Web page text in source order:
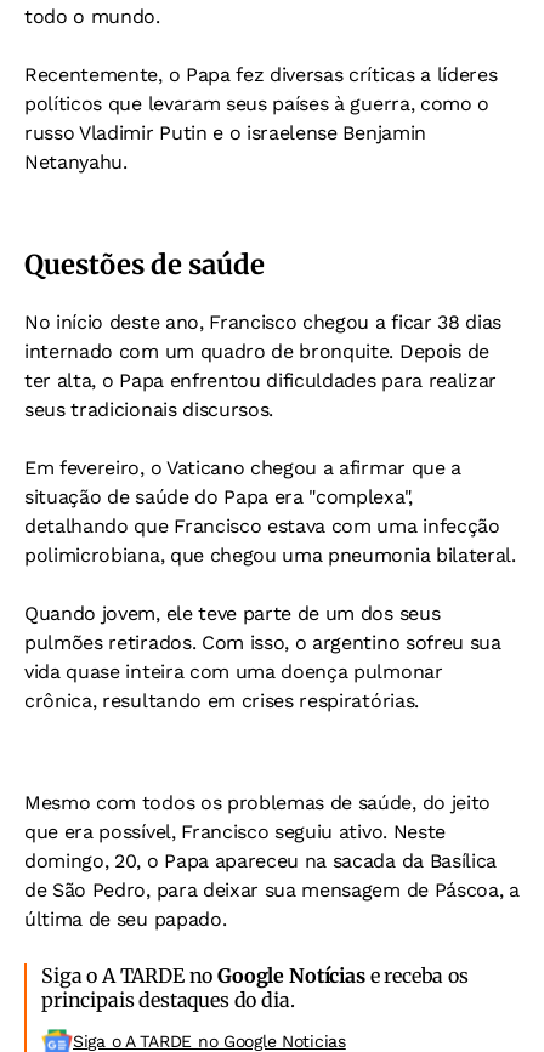
todo o mundo.
Recentemente, o Papa fez diversas críticas a líderes
políticos que levaram seus países à guerra, como o
russo Vladimir Putin e o israelense Benjamin
Netanyahu.
Questões de saúde
No início deste ano, Francisco chegou a ficar 38 dias
internado com um quadro de bronquite. Depois de
ter alta, o Papa enfrentou dificuldades para realizar
seus tradicionais discursos.
Em fevereiro, o Vaticano chegou a afirmar que a
situação de saúde do Papa era "complexa",
detalhando que Francisco estava com uma infecção
polimicrobiana, que chegou uma pneumonia bilateral.
Quando jovem, ele teve parte de um dos seus
pulmões retirados. Com isso, o argentino sofreu sua
vida quase inteira com uma doença pulmonar
crônica, resultando em crises respiratórias.
Mesmo com todos os problemas de saúde, do jeito
que era possível, Francisco seguiu ativo. Neste
domingo, 20, o Papa apareceu na sacada da Basílica
de São Pedro, para deixar sua mensagem de Páscoa, a
última de seu papado.
Siga o A TARDE noGoogle Notíciase receba os
principais destaques do dia.
Siga o A TARDE no Google Noticias